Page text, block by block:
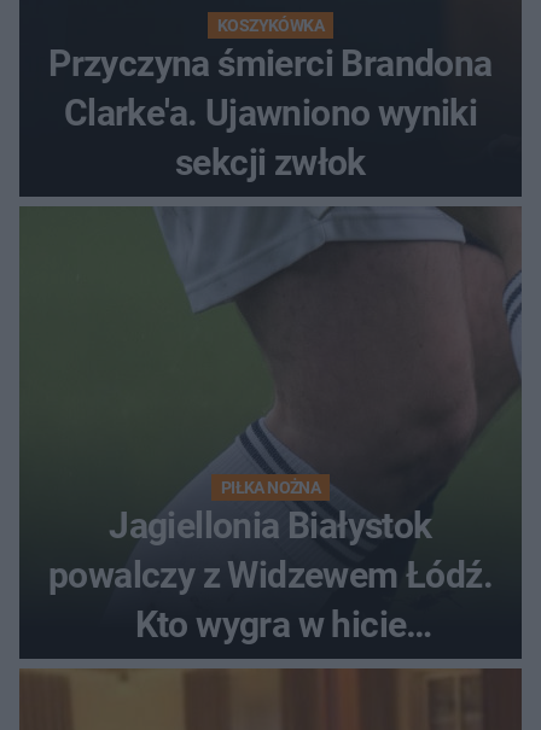
KOSZYKÓWKA
Przyczyna śmierci Brandona
Clarke'a. Ujawniono wyniki
sekcji zwłok
PIŁKA NOŻNA
Jagiellonia Białystok
powalczy z Widzewem Łódź.
Kto wygra w hicie
Ekstraklasy?